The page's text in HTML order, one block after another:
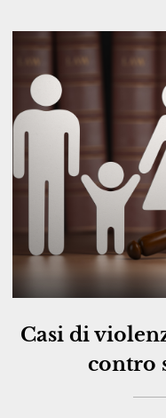
Casi di
contro